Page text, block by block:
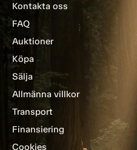
Kontakta oss
FAQ
Auktioner
Köpa
Sälja
Allmänna villkor
Transport
Finansiering
Cookies